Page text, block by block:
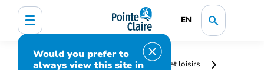
EN
Would you prefer to
always view this site in
Accueil
Bibliothèque, culture, sports et loisirs